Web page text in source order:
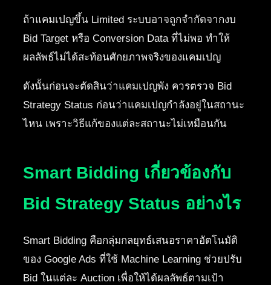
ถ้าแคมเปญขึ้น Limited ระบบอาจถูกจำกัดจากงบ
Bid Target หรือ Conversion Data ที่ไม่พอ ทำให้
ผลลัพธ์ไม่ได้สะท้อนศักยภาพจริงของแคมเปญ
ดังนั้นก่อนจะตัดสินว่าแคมเปญพัง ควรตรวจ Bid
Strategy Status ก่อนว่าแคมเปญกำลังอยู่ในสถานะ
ไหน เพราะวิธีแก้ของแต่ละสถานะไม่เหมือนกัน
Smart Bidding เกี่ยวข้องกับ
Bid Strategy Status อย่างไร
Smart Bidding คือกลุ่มกลยุทธ์เสนอราคาอัตโนมัติ
ของ Google Ads ที่ใช้ Machine Learning ช่วยปรับ
Bid ในแต่ละ Auction เพื่อให้ได้ผลลัพธ์ตามเป้า